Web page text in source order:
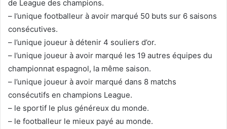
de League des champions.
– l’unique footballeur à avoir marqué 50 buts sur 6 saisons
consécutives.
– l’unique joueur à détenir 4 souliers d’or.
– l’unique joueur à avoir marqué les 19 autres équipes du
championnat espagnol, la même saison.
– l’unique joueur à avoir marqué dans 8 matchs
consécutifs en champions League.
– le sportif le plus généreux du monde.
– le footballeur le mieux payé au monde.